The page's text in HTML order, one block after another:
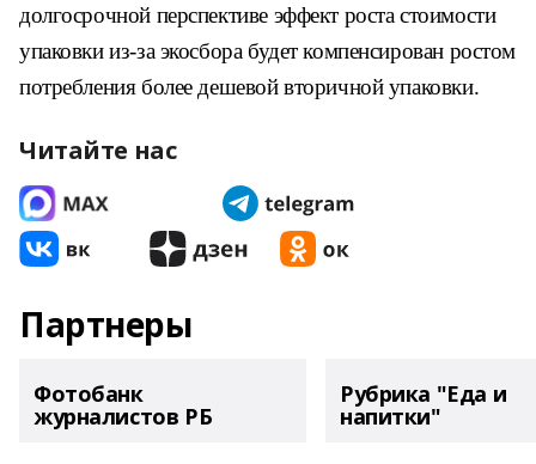
долгосрочной перспективе эффект роста стоимости
упаковки из-за экосбора будет компенсирован ростом
потребления более дешевой вторичной упаковки.
Читайте нас
Партнеры
Фотобанк
журналистов РБ
Рубрика "Еда и
напитки"